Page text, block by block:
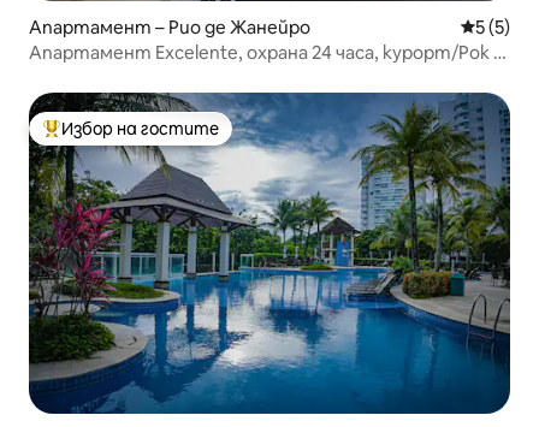
Апартамент – Рио де Жанейро Средна
5 (5)
Апартамент Excelente, охрана 24 часа, курорт/Рок в
Най-популярен избор на гостите
Избор на гостите